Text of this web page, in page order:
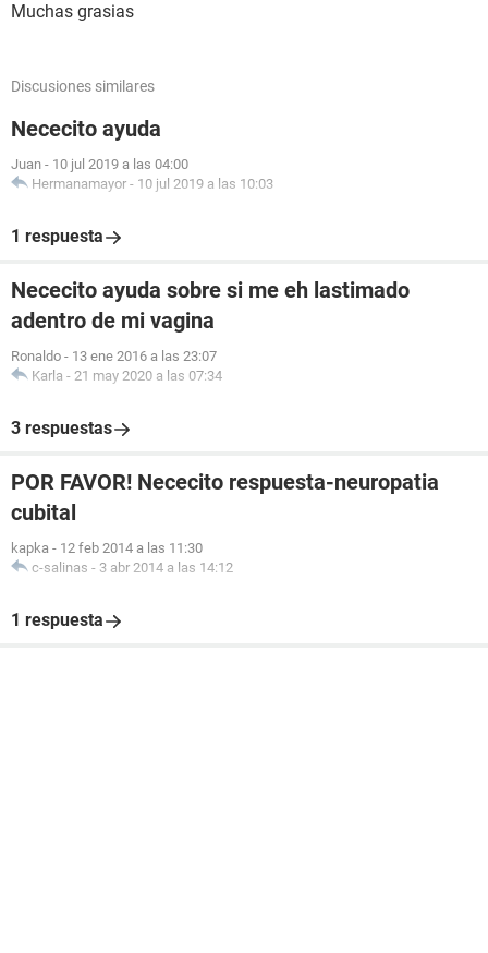
Muchas grasias
Discusiones similares
Nececito ayuda
Juan - 10 jul 2019 a las 04:00
Hermanamayor - 10 jul 2019 a las 10:03
1 respuesta
Nececito ayuda sobre si me eh lastimado
adentro de mi vagina
Ronaldo - 13 ene 2016 a las 23:07
Karla - 21 may 2020 a las 07:34
3 respuestas
POR FAVOR! Nececito respuesta-neuropatia
cubital
kapka - 12 feb 2014 a las 11:30
c-salinas - 3 abr 2014 a las 14:12
1 respuesta